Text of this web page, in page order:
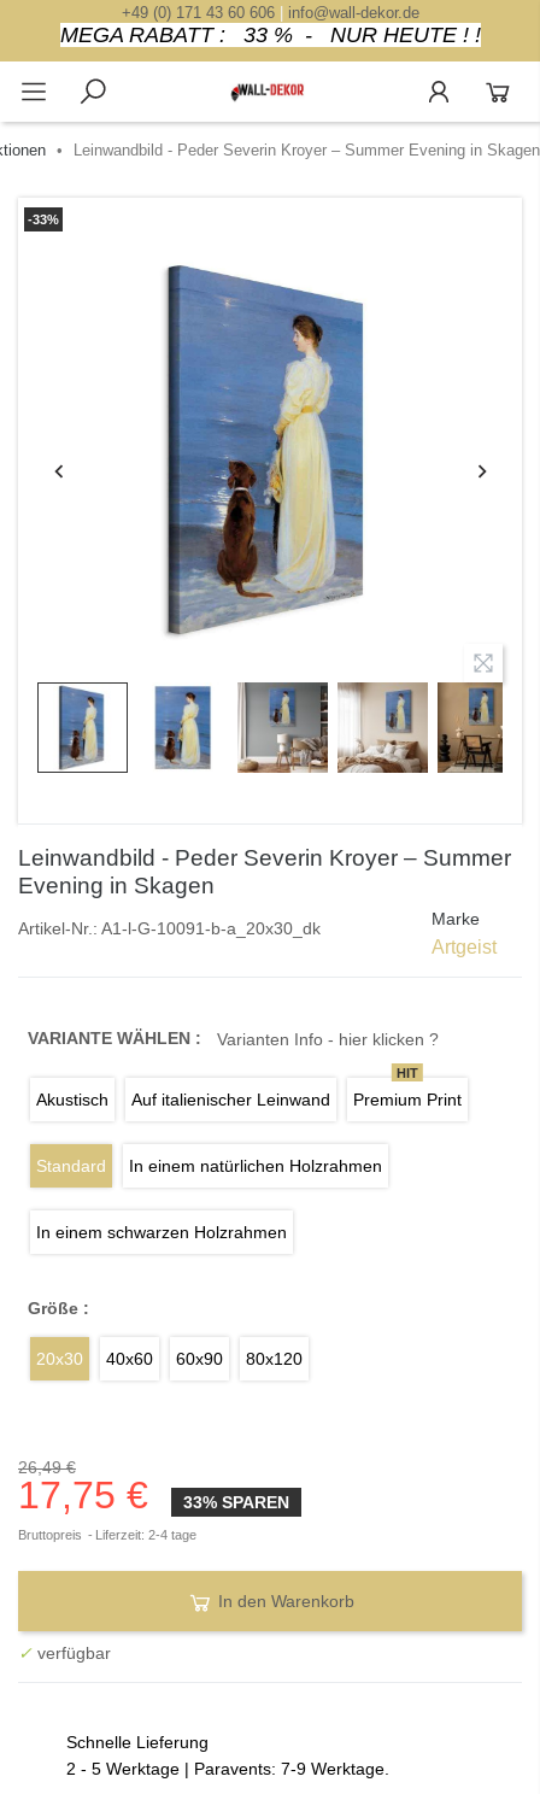
+49 (0) 171 43 60 606| info@wall-dekor.de
MEGA RABATT : 33 % - NUR HEUTE ! !
Leinwandbild - Peder Severin Kroyer – Summer Evening in Skagen
-33%
Leinwandbild - Peder Severin Kroyer – Summer
Evening in Skagen
Artikel-Nr.: A1-l-G-10091-b-a_20x30_dk Marke
Artgeist
VARIANTE WÄHLEN : Varianten Info - hier klicken ?
Akustisch Auf italienischer Leinwand Premium Print
HIT
Standard In einem natürlichen Holzrahmen
In einem schwarzen Holzrahmen
Größe :
20x30 40x60 60x90 80x120
26,49 €
17,75 € 33% SPAREN
Bruttopreis Liferzeit: 2-4 tage
In den Warenkorb
✓ verfügbar
Schnelle Lieferung
2 - 5 Werktage | Paravents: 7-9 Werktage.